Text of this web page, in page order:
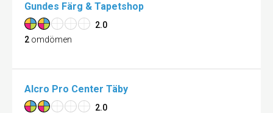
Gundes Färg & Tapetshop
2.0
2 omdömen
Alcro Pro Center Täby
2.0